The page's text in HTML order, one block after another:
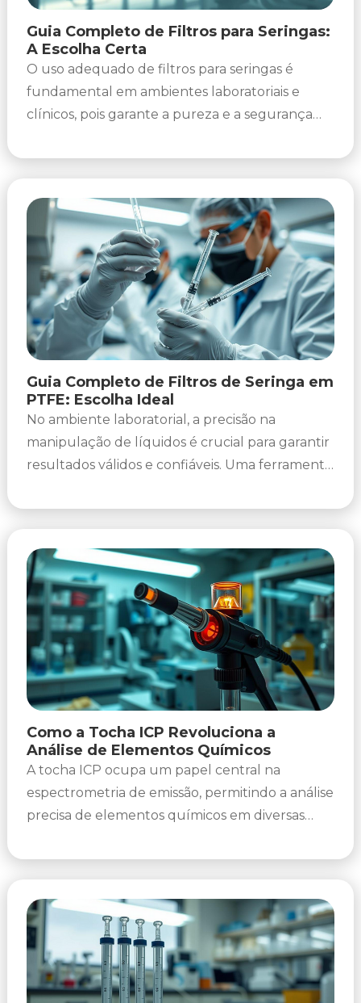
Guia Completo de Filtros para Seringas:
A Escolha Certa
O uso adequado de filtros para seringas é
fundamental em ambientes laboratoriais e
clínicos, pois garante a pureza e a segurança
Guia Completo de Filtros de Seringa em
PTFE: Escolha Ideal
No ambiente laboratorial, a precisão na
manipulação de líquidos é crucial para garantir
resultados válidos e confiáveis. Uma ferramenta
Como a Tocha ICP Revoluciona a
Análise de Elementos Químicos
A tocha ICP ocupa um papel central na
espectrometria de emissão, permitindo a análise
precisa de elementos químicos em diversas